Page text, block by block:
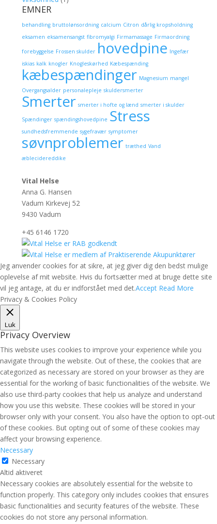
EMNER
behandling bruttolønsordning calcium Citron dårlig kropsholdning
eksamen eksamensangst fibromyalgi Firmamassage Firmaordning
forebyggelse Frossen skulder hovedpine Ingefær
iskias kalk knogler Knogleskørhed Kæbespænding
kæbespændinger Magnesium mangel
Overgangsalder personalepleje skuldersmerter
Smerter smerter i hofte og lænd smerter i skulder
Spændinger spændingshovedpine Stress
sundhedsfremmende sygefravær symptomer
søvnproblemer træthed Vand
æblecidereddike
Vital Helse
Anna G. Hansen
Vadum Kirkevej 52
9430 Vadum
+45 6146 1720
Jeg anvender cookies for at sikre, at jeg giver dig den bedst mulige
oplevelse af mit website. Hvis du fortsætter med at bruge dette site
vil jeg antage, at du er indforstået med det.Accept Read More
Privacy & Cookies Policy
Luk
Privacy Overview
This website uses cookies to improve your experience while you
navigate through the website. Out of these, the cookies that are
categorized as necessary are stored on your browser as they are
essential for the working of basic functionalities of the website. We
also use third-party cookies that help us analyze and understand
how you use this website. These cookies will be stored in your
browser only with your consent. You also have the option to opt-out
of these cookies. But opting out of some of these cookies may
affect your browsing experience.
Necessary
Necessary
Altid aktiveret
Necessary cookies are absolutely essential for the website to
function properly. This category only includes cookies that ensures
basic functionalities and security features of the website. These
cookies do not store any personal information.